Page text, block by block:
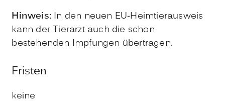
Hinweis: In den neuen EU-Heimtierausweis
kann der Tierarzt auch die schon
bestehenden Impfungen übertragen.
Fristen
keine